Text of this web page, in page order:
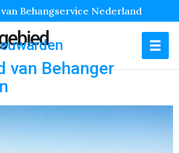
Behangservice Nederland
van Behanger